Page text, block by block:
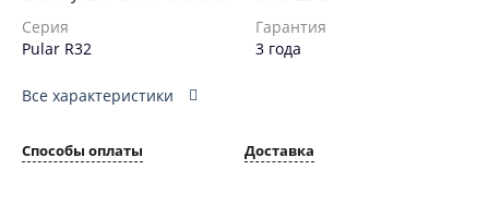
Серия
Pular R32
Гарантия
3 года
Все характеристики
Способы оплаты Доставка